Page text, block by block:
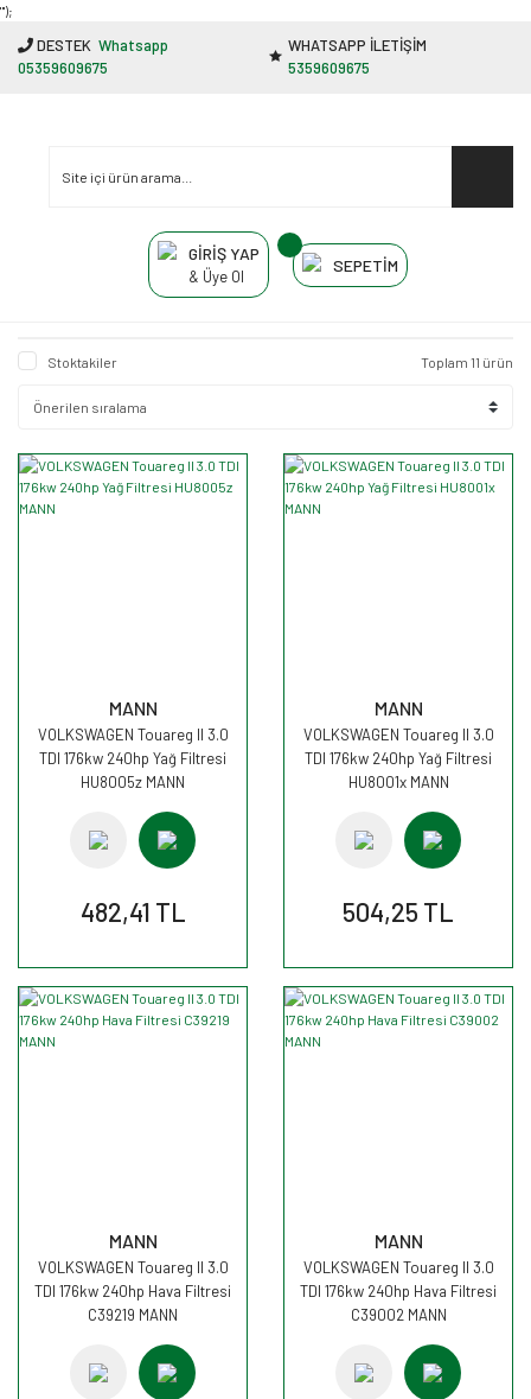
"');
DESTEK Whatsapp
05359609675
WHATSAPP İLETİŞİM
5359609675
GİRİŞ YAP
& Üye Ol
SEPETİM
Stoktakiler Toplam 11 ürün
MANN
VOLKSWAGEN Touareg II 3.0
TDI 176kw 240hp Yağ Filtresi
HU8005z MANN
482,41 TL
MANN
VOLKSWAGEN Touareg II 3.0
TDI 176kw 240hp Yağ Filtresi
HU8001x MANN
504,25 TL
MANN
VOLKSWAGEN Touareg II 3.0
TDI 176kw 240hp Hava Filtresi
C39219 MANN
MANN
VOLKSWAGEN Touareg II 3.0
TDI 176kw 240hp Hava Filtresi
C39002 MANN